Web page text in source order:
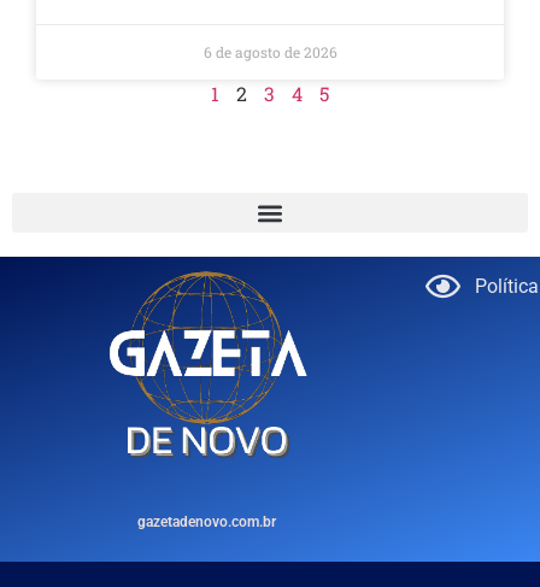
6 de agosto de 2026
1 2 3 4 5
gazetadenovo.com.br